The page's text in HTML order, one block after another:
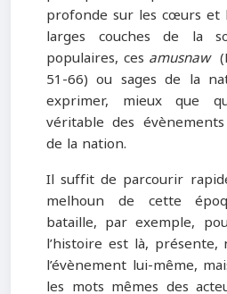
profonde sur les cœurs et
larges couches de la
populaires, ces amusnaw
51-66) ou sages de la
exprimer, mieux que
véritable des
de la nation.
Il suffit de parcourir
melhoun de cette
bataille, par exemple,
l’histoire est là,
l’évènement lui-même,
les mots mêmes des